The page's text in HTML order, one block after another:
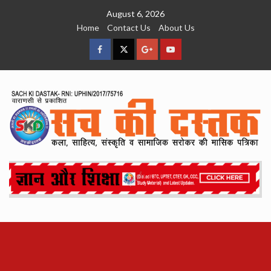
August 6, 2026
Home
Contact Us About Us
facebookTwitterGoogleYouTube